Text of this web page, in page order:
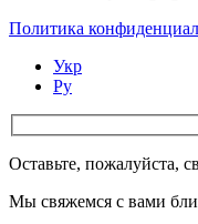
Политика
Укр
Ру
Оставьте, пожалуйста,
Мы свяжемся с вами